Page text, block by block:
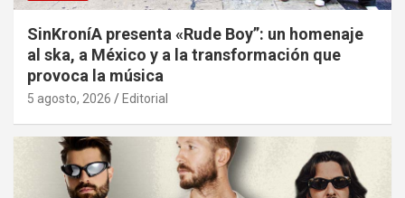
SinKroníA presenta «Rude Boy”: un homenaje
al ska, a México y a la transformación que
provoca la música
5 agosto, 2026 Editorial